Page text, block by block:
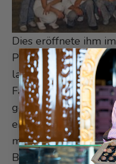
Dies eröffnete ihm
Perspektiven und
lassen, ganz ohne
Familienbetrieb
geleitet wird, ist
ehrenamtlichen
mehrmals
Besuch. Die Söhne,